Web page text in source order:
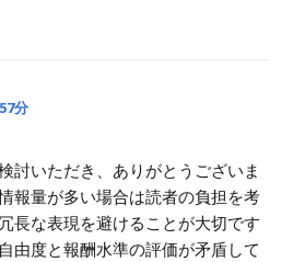
分
討いただき、ありがとうございま
報量が多い場合は読者の負担を考
長な表現を避けることが大切です
由度と報酬水準の評価が矛盾して